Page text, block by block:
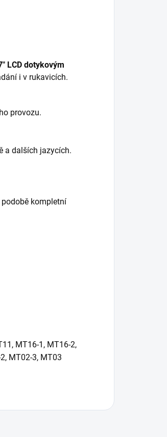
LCD dotykovým
i v rukavicích.
provozu.
a dalších jazycích.
kompletní
MT16-1, MT16-2,
MT02-3, MT03